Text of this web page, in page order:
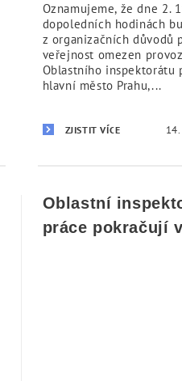
Oznamujeme, že dne 2.
dopoledních hodinách
z organizačních důvodů
veřejnost omezen
Oblastního inspektorátu
hlavní město Prahu,...
ZJISTIT VÍCE
Oblastní
práce pokračují